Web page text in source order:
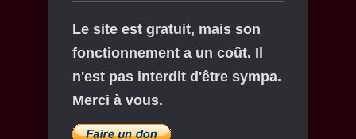
Le site est gratuit, mais son
fonctionnement a un coût. Il
n'est pas interdit d'être sympa.
Merci à vous.